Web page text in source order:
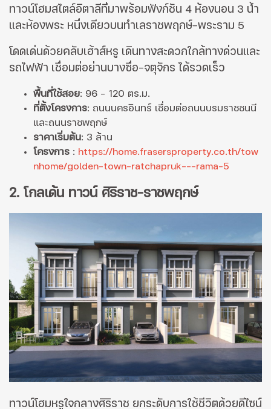
ทาวน์โฮมสไตล์อิตาลีที่มาพร้อมฟังก์ชัน 4 ห้องนอน 3 น้ำ
และห้องพระ หนึ่งเดียวบนทำเลราชพฤกษ์-พระราม 5
โดดเด่นด้วยคลับเฮ้าส์หรู เดินทางสะดวกใกล้ทางด่วนและ
รถไฟฟ้า เชื่อมต่อย่านบางซื่อ-จตุจักร ได้รวดเร็ว
พื้นที่ใช้สอย: 96 - 120 ตร.ม.
ที่ตั้งโครงการ: ถนนนครอินทร์ เชื่อมต่อถนนบรมราชชนนี
และถนนราชพฤกษ์
ราคาเริ่มต้น: 3 ล้าน
โครงการ : https://home.frasersproperty.co.th/tow
nhome/golden-town-ratchapruk---rama-5
2. โกลเด้น ทาวน์ ศิริราช-ราชพฤกษ์
ทาวน์โฮมหรูใจกลางศิริราช ยกระดับการใช้ชีวิตด้วยดีไซน์